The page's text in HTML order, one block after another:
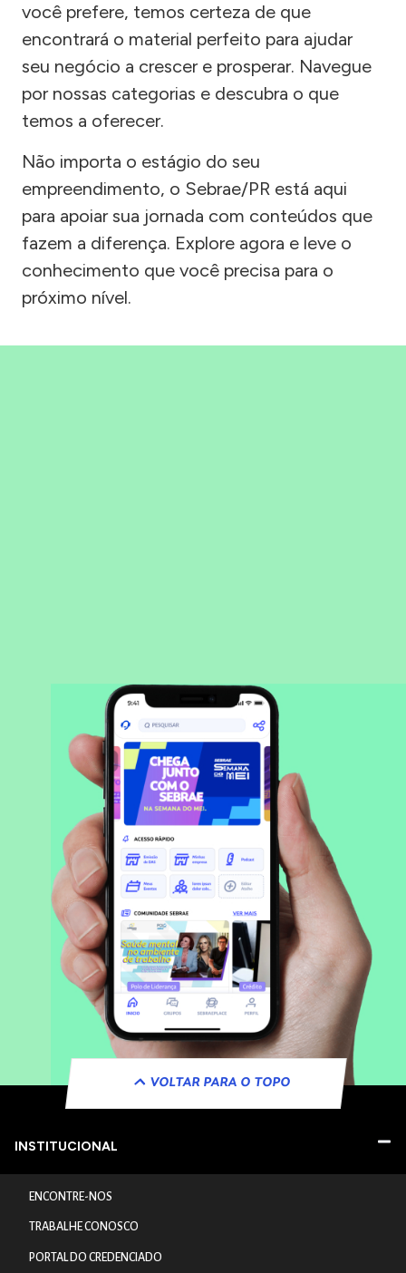
você prefere, temos certeza de que
encontrará o material perfeito para ajudar
seu negócio a crescer e prosperar. Navegue
por nossas categorias e descubra o que
temos a oferecer.
Não importa o estágio do seu
empreendimento, o Sebrae/PR está aqui
para apoiar sua jornada com conteúdos que
fazem a diferença. Explore agora e leve o
conhecimento que você precisa para o
próximo nível.
VOLTAR PARA O TOPO
INSTITUCIONAL
ENCONTRE-NOS
TRABALHE CONOSCO
PORTAL DO CREDENCIADO